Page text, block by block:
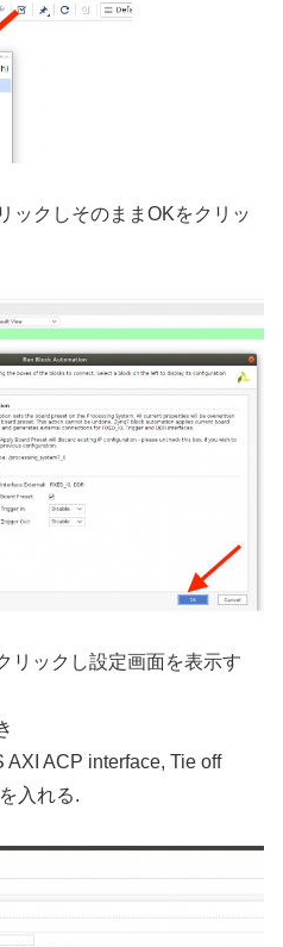
ックしそのままOKをクリッ
リックし設定画面を表示す
ACP interface, Tie off
入れる.